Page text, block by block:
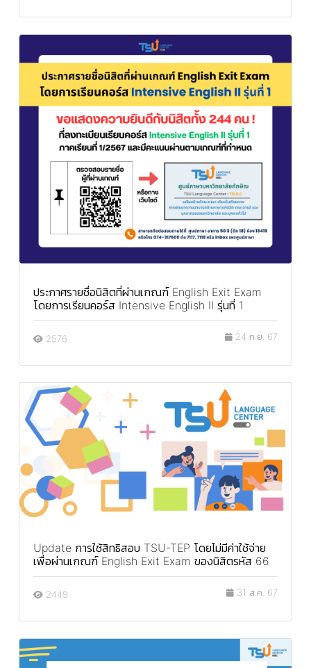
ประกาศรายชื่อนิสิตที่ผ่านเกณฑ์ English Exit Exam
โดยการเรียนคอร์ส Intensive English II รุ่นที่ 1
2576 24 ก.ย. 67
Update การใช้สิทธิสอบ TSU-TEP โดยไม่มีค่าใช้จ่าย
เพื่อผ่านเกณฑ์ English Exit Exam ของนิสิตรหัส 66
2449 31 ส.ค. 67